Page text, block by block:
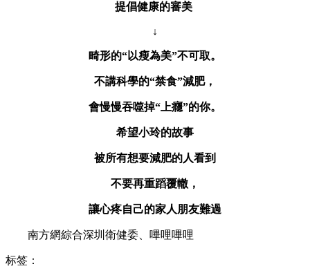
提倡健康的審美
↓
畸形的“以瘦為美”不可取。
不講科學的“禁食”減肥，
會慢慢吞噬掉“上癮”的你。
希望小玲的故事
被所有想要減肥的人看到
不要再重蹈覆轍，
讓心疼自己的家人朋友難過
南方網綜合深圳衛健委、嗶哩嗶哩
标签：